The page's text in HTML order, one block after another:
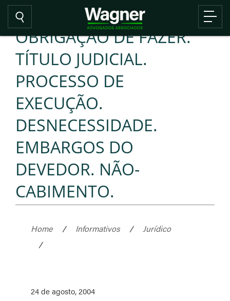
OBRIGAÇÃO DE FAZER.
TÍTULO JUDICIAL.
PROCESSO DE
EXECUÇÃO.
DESNECESSIDADE.
EMBARGOS DO
DEVEDOR. NÃO-
CABIMENTO.
Home / Informativos /
Jurídico
/
24 de agosto, 2004